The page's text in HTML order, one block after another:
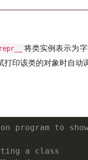
将类实例表示为字
打印该类的对象时自动
program to
a class